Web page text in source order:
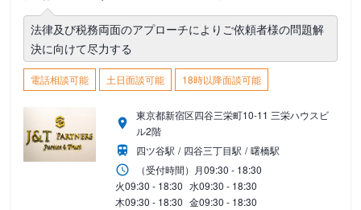
法律及び税務両面のアプローチによりご依頼者様の問題解
決に向けて尽力する
電話相談可能 土日面談可能 18時以降面談可能
東京都新宿区四谷三栄町10-11 三栄ハウスビ
ル2階
四ツ谷駅
四谷三丁目駅
曙橋駅
（受付時間） 月09:30 - 18:30
火09:30 - 18:30 水09:30 - 18:30
木09:30 - 18:30 金09:30 - 18:30